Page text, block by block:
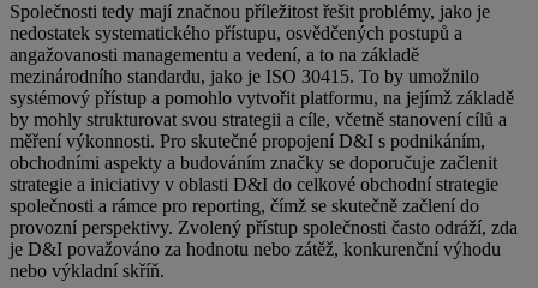
Společnosti tedy mají značnou příležitost řešit problémy, jako je
nedostatek systematického přístupu, osvědčených postupů a
angažovanosti managementu a vedení, a to na základě
mezinárodního standardu, jako je ISO 30415. To by umožnilo
systémový přístup a pomohlo vytvořit platformu, na jejímž základě
by mohly strukturovat svou strategii a cíle, včetně stanovení cílů a
měření výkonnosti. Pro skutečné propojení D&I s podnikáním,
obchodními aspekty a budováním značky se doporučuje začlenit
strategie a iniciativy v oblasti D&I do celkové obchodní strategie
společnosti a rámce pro reporting, čímž se skutečně začlení do
provozní perspektivy. Zvolený přístup společnosti často odráží, zda
je D&I považováno za hodnotu nebo zátěž, konkurenční výhodu
nebo výkladní skříň.